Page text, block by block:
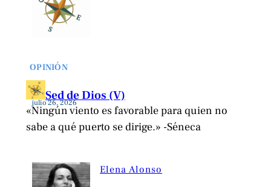
OPINIÓN
Sed de Dios (V)
julio 26, 2026
«Ningún viento es favorable para quien no
sabe a qué puerto se dirige.» -Séneca
Elena Alonso